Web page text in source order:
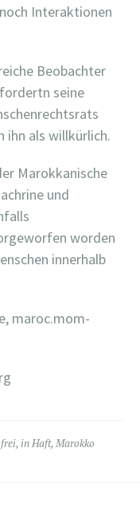
Interaktionen
Beobachter
seine
ihn als willkürlich.
Marokkanische
und
worden
innerhalb
maroc.mom-
frei, in Haft, Marokko